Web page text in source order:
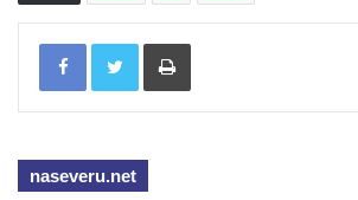
Hostíně u Vojkovic
Kenotaf Miloslava Švice na hřbitově v Lužci
Tisknout
naseveru.net